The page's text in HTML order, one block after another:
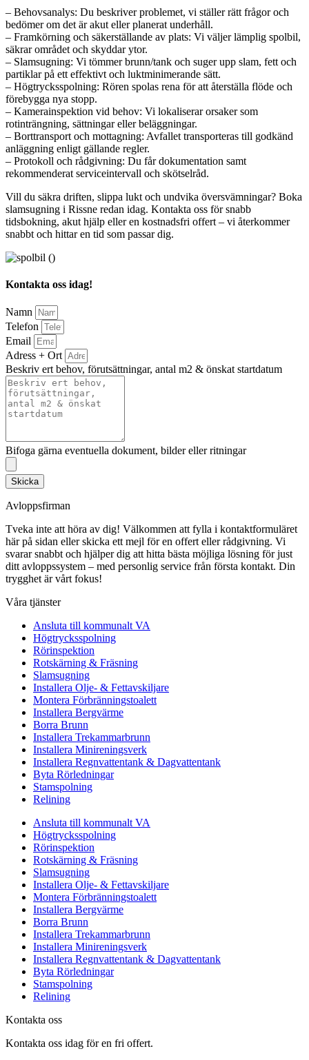
– Behovsanalys: Du beskriver problemet, vi ställer rätt frågor och
bedömer om det är akut eller planerat underhåll.
– Framkörning och säkerställande av plats: Vi väljer lämplig spolbil,
säkrar området och skyddar ytor.
– Slamsugning: Vi tömmer brunn/tank och suger upp slam, fett och
partiklar på ett effektivt och luktminimerande sätt.
– Högtrycksspolning: Rören spolas rena för att återställa flöde och
förebygga nya stopp.
– Kamera­inspektion vid behov: Vi lokaliserar orsaker som
rotinträngning, sättningar eller beläggningar.
– Borttransport och mottagning: Avfallet transporteras till godkänd
anläggning enligt gällande regler.
– Protokoll och rådgivning: Du får dokumentation samt
rekommenderat serviceintervall och skötselråd.
Vill du säkra driften, slippa lukt och undvika översvämningar? Boka
slamsugning i Rissne redan idag. Kontakta oss för snabb
tidsbokning, akut hjälp eller en kostnadsfri offert – vi återkommer
snabbt och hittar en tid som passar dig.
Kontakta oss idag!
Namn
Telefon
Email
Adress + Ort
Beskriv ert behov, förutsättningar, antal m2 & önskat startdatum
Bifoga gärna eventuella dokument, bilder eller ritningar
Skicka
Avloppsfirman
Tveka inte att höra av dig! Välkommen att fylla i kontaktformuläret
här på sidan eller skicka ett mejl för en offert eller rådgivning. Vi
svarar snabbt och hjälper dig att hitta bästa möjliga lösning för just
ditt avloppssystem – med personlig service från första kontakt. Din
trygghet är vårt fokus!
Våra tjänster
Ansluta till kommunalt VA
Högtrycksspolning
Rörinspektion
Rotskärning & Fräsning
Slamsugning
Installera Olje- & Fettavskiljare
Montera Förbränningstoalett
Installera Bergvärme
Borra Brunn
Installera Trekammarbrunn
Installera Minireningsverk
Installera Regnvattentank & Dagvattentank
Byta Rörledningar
Stamspolning
Relining
Ansluta till kommunalt VA
Högtrycksspolning
Rörinspektion
Rotskärning & Fräsning
Slamsugning
Installera Olje- & Fettavskiljare
Montera Förbränningstoalett
Installera Bergvärme
Borra Brunn
Installera Trekammarbrunn
Installera Minireningsverk
Installera Regnvattentank & Dagvattentank
Byta Rörledningar
Stamspolning
Relining
Kontakta oss
Kontakta oss idag för en fri offert.